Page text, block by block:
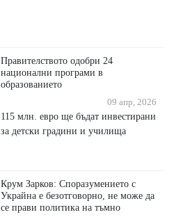
Правителството одобри 24
национални програми в
образованието
09 апр, 2026
115 млн. евро ще бъдат инвестирани
за детски градини и училища
Крум Зарков: Споразумението с
Украйна е безотговорно, не може да
се прави политика на тъмно